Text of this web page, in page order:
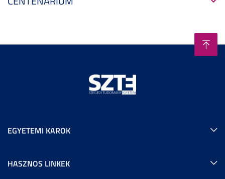
EGYETEMI KAROK
HASZNOS LINKEK